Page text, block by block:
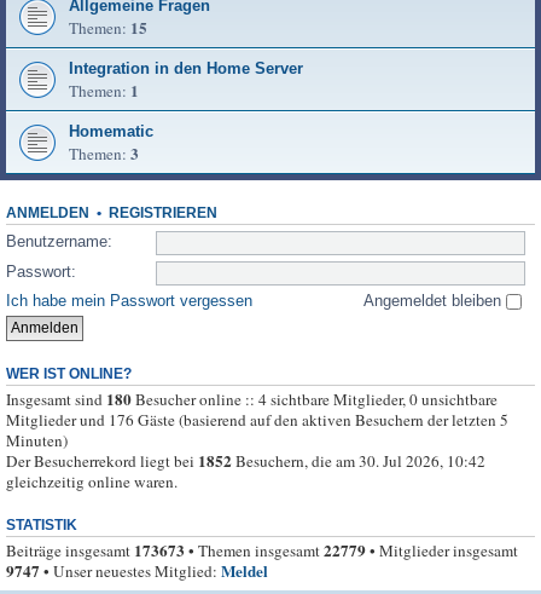
Allgemeine Fragen
Themen: 15
Integration in den Home Server
Themen: 1
Homematic
Themen: 3
ANMELDEN • REGISTRIEREN
Benutzername:
Passwort:
Ich habe mein Passwort vergessen
Angemeldet bleiben
WER IST ONLINE?
Insgesamt sind 180Besucher online :: 4 sichtbare Mitglieder, 0 unsichtbare
Mitglieder und 176 Gäste (basierend auf den aktiven Besuchern der letzten 5
Minuten)
Der Besucherrekord liegt bei 1852Besuchern, die am 30. Jul 2026, 10:42
gleichzeitig online waren.
STATISTIK
Beiträge insgesamt 173673 • Themen insgesamt22779• Mitglieder insgesamt
9747• Unser neuestes Mitglied: Meldel